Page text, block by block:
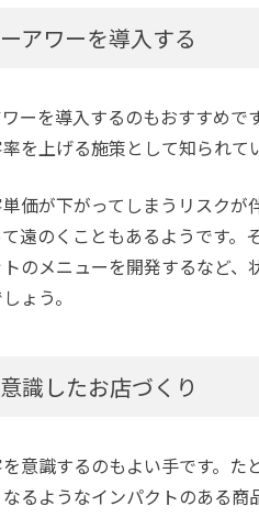
アワーを導入する
ーを導入するのもおすすめで
を上げる施策として知られて
価が下がってしまうリスク
遠のくこともあるようです
のメニューを開発するなど
ょう。
識したお店づくり
意識するのもよい手です。
るようなインパクトのある